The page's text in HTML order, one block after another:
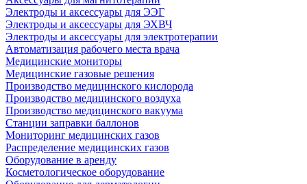
Электроды и аксессуары для ЭЭГ
Электроды и аксессуары для ЭХВЧ
Электроды и аксессуары для электротерапии
Автоматизация рабочего места врача
Медицинские мониторы
Медицинские газовые решения
Производство медицинского кислорода
Производство медицинского воздуха
Производство медицинского вакуума
Станции заправки баллонов
Мониторинг медицинских газов
Распределение медицинских газов
Оборудование в аренду
Косметологическое оборудование